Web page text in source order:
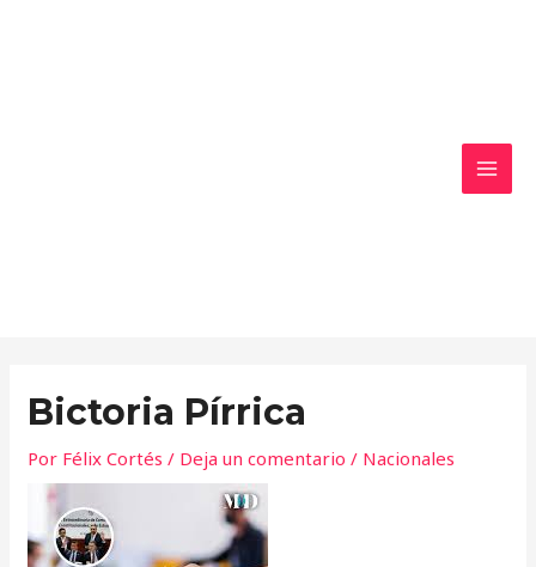
Bictoria Pírrica
Por Félix Cortés/ Deja un comentario / Nacionales